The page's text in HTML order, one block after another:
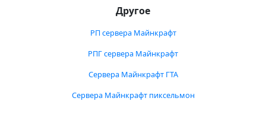
Другое
РП сервера Майнкрафт
РПГ сервера Майнкрафт
Сервера Майнкрафт ГТА
Сервера Майнкрафт пиксельмон